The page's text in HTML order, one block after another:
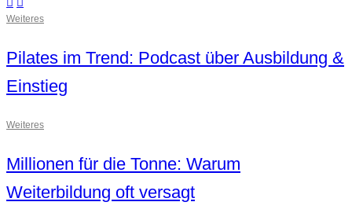
Weiteres
Pilates im Trend: Podcast über Ausbildung &
Einstieg
Weiteres
Millionen für die Tonne: Warum
Weiterbildung oft versagt